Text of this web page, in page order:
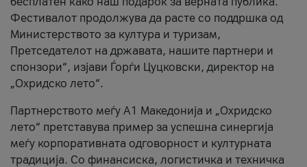
Фестивалот продолжува да расте со поддршка од
Министерството за култура и туризам,
Претседателот на државата, нашите партнери и
спонзори“, изјави Ѓорѓи Цуцковски, директор на
„Охридско лето“.
Партнерството меѓу A1 Македонија и „Охридско
лето“ претставува пример за успешна синергија
меѓу корпоративната одговорност и културната
традиција. Со финансиска, логистичка и техничка